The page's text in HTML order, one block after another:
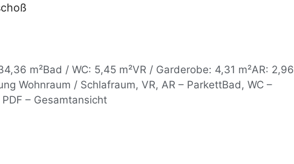
m²Bad / WC: 5,45 m²VR / Garderobe: 4,31 m²AR: 2,96
Wohnraum / Schlafraum, VR, AR – ParkettBad, WC –
– Gesamtansicht